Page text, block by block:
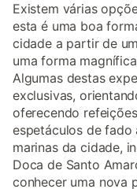
Existem várias
esta é uma boa
cidade a partir de
uma forma
Algumas destas
exclusivas,
oferecendo
espetáculos de
marinas da cidade,
Doca de Santo
conhecer uma nova